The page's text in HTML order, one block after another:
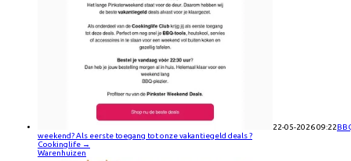
22-05-2026 09:22
weekend? Als eerste toegang tot onze vakantiegeld deals ?
Cookinglife →
Warenhuizen